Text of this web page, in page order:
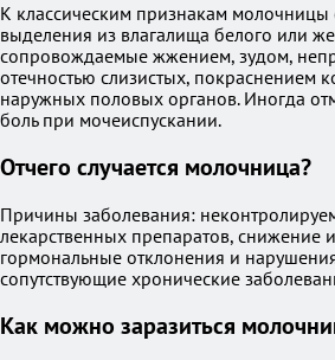
К классическим признакам молочницы
выделения из влагалища белого или
сопровождаемые жжением, зудом,
отечностью слизистых, покраснением
наружных половых органов. Иногда
боль при мочеиспускании.
Отчего случается молочница?
Причины заболевания:
лекарственных препаратов, снижение
гормональные отклонения и
сопутствующие хронические
Как можно заразиться